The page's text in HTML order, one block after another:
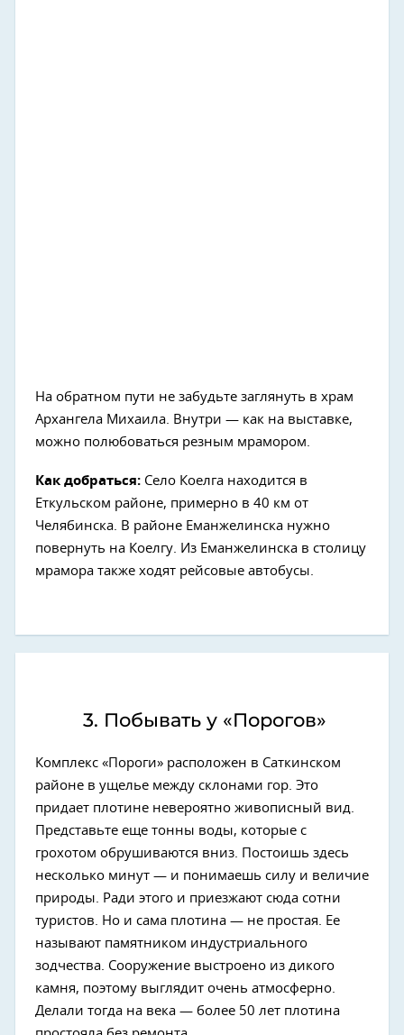
На обратном пути не забудьте заглянуть в храм
Архангела Михаила. Внутри — как на выставке,
можно полюбоваться резным мрамором.
Как добраться: Село Коелга находится в
Еткульском районе, примерно в 40 км от
Челябинска. В районе Еманжелинска нужно
повернуть на Коелгу. Из Еманжелинска в столицу
мрамора также ходят рейсовые автобусы.
3. Побывать у «Порогов»
Комплекс «Пороги» расположен в Саткинском
районе в ущелье между склонами гор. Это
придает плотине невероятно живописный вид.
Представьте еще тонны воды, которые с
грохотом обрушиваются вниз. Постоишь здесь
несколько минут — и понимаешь силу и величие
природы. Ради этого и приезжают сюда сотни
туристов. Но и сама плотина — не простая. Ее
называют памятником индустриального
зодчества. Сооружение выстроено из дикого
камня, поэтому выглядит очень атмосферно.
Делали тогда на века — более 50 лет плотина